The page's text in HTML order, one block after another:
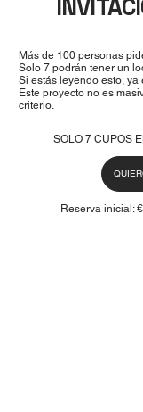
Más de 100 personas
Solo 7 podrán tener un
Si estás leyendo esto,
Este proyecto no es
criterio.
SOLO 7 CUPOS
Reserva inicial: